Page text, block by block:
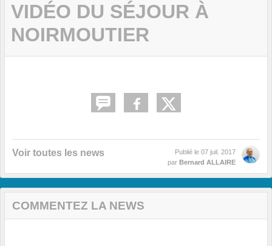
VIDÉO DU SÉJOUR À
NOIRMOUTIER
Voir toutes les news Publié le 07 juil. 2017
par Bernard ALLAIRE
COMMENTEZ LA NEWS